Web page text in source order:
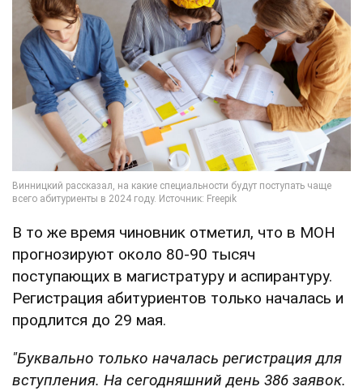
В то же время чиновник отметил, что в МОН
прогнозируют около 80-90 тысяч
поступающих в магистратуру и аспирантуру.
Регистрация абитуриентов только началась и
продлится до 29 мая.
"Буквально только началась регистрация для
вступления. На сегодняшний день 386 заявок.